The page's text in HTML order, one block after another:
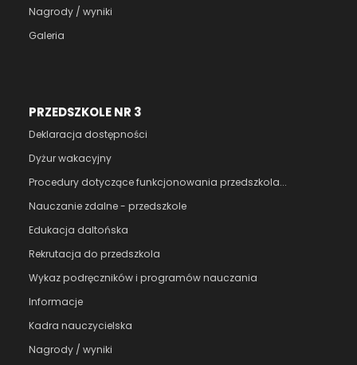
Nagrody / wyniki
Galeria
PRZEDSZKOLE NR 3
Deklaracja dostępności
Dyżur wakacyjny
Procedury dotyczące funkcjonowania przedszkola...
Nauczanie zdalne - przedszkole
Edukacja daltońska
Rekrutacja do przedszkola
Wykaz podręczników i programów nauczania
Informacje
Kadra nauczycielska
Nagrody / wyniki